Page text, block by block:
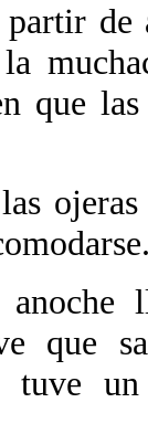
de
que
que
tuve